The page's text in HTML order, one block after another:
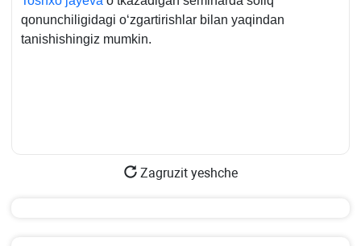
qonunchiligidagi oʻzgartirishlar bilan yaqindan
tanishishingiz mumkin.
Zagruzit yeshche